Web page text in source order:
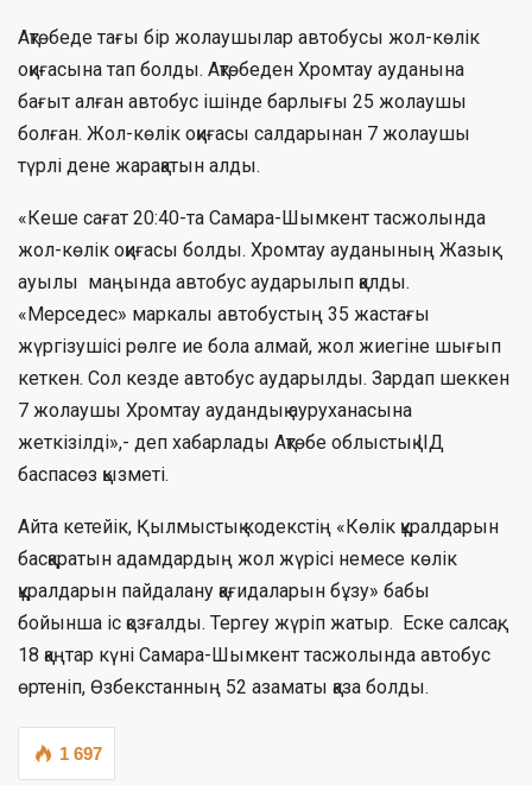
Ақтөбеде тағы бір жолаушылар автобусы жол-көлік
оқиғасына тап болды. Ақтөбеден Хромтау ауданына
бағыт алған автобус ішінде барлығы 25 жолаушы
болған. Жол-көлік оқиғасы салдарынан 7 жолаушы
түрлі дене жарақатын алды.
«Кеше сағат 20:40-та Самара-Шымкент тасжолында
жол-көлік оқиғасы болды. Хромтау ауданының Жазық
ауылы маңында автобус аударылып қалды.
«Мерседес» маркалы автобустың 35 жастағы
жүргізушісі рөлге ие бола алмай, жол жиегіне шығып
кеткен. Сол кезде автобус аударылды. Зардап шеккен
7 жолаушы Хромтау аудандық ауруханасына
жеткізілді»,- деп хабарлады Ақтөбе облыстық ІІД
баспасөз қызметі.
Айта кетейік, Қылмыстық кодекстің «Көлік құралдарын
басқаратын адамдардың жол жүрісі немесе көлік
құралдарын пайдалану қағидаларын бұзу» бабы
бойынша іс қозғалды. Тергеу жүріп жатыр. Еске салсақ,
18 қаңтар күні Самара-Шымкент тасжолында автобус
өртеніп, Өзбекстанның 52 азаматы қаза болды.
1 697